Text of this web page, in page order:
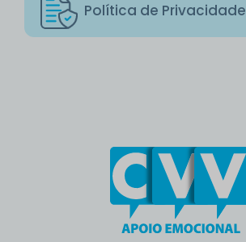
Política de Privacidade